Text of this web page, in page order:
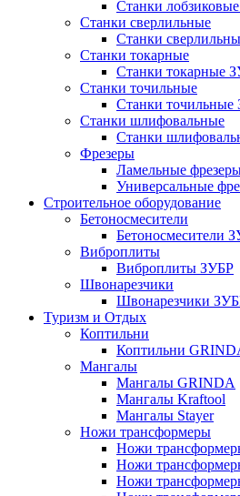
Станки
Станки сверлильные
Станки
Станки токарные
Станки токарные
Станки точильные
Станки точильные
Станки шлифовальные
Станки
Фрезеры
Ламельные
Универсальные
Строительное оборудование
Бетоносмесители
Бетоносмесители
Виброплиты
Виброплиты ЗУБР
Швонарезчики
Швонарезчики
Туризм и Отдых
Коптильни
Коптильни
Мангалы
Мангалы GRINDA
Мангалы Kraftool
Мангалы Stayer
Ножи трансформеры
Ножи
Ножи
Ножи